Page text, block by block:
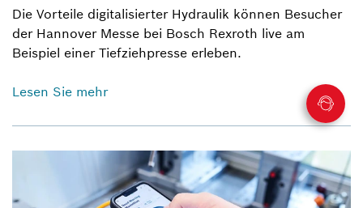
Die Vorteile digitalisierter Hydraulik können Besucher
der Hannover Messe bei Bosch Rexroth live am
Beispiel einer Tiefziehpresse erleben.
Lesen Sie mehr